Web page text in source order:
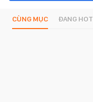
CÙNG MỤC ĐANG HOT